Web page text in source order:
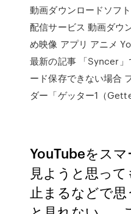
動画ダウンロードソフ
配信サービス 動画ダウ
め映像 アプリ アニメ
最新の記事 「Syncer
ード保存できない場合
ダー「ゲッター1（
YouTubeをス
見ようと思って
止まるなどで